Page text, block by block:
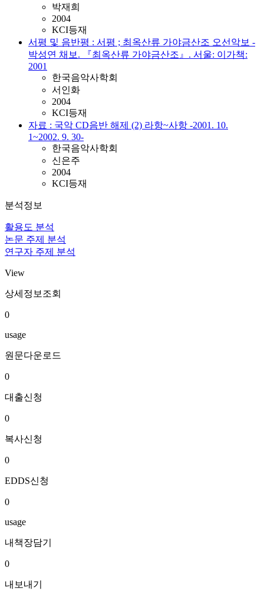
박재희
2004
KCI등재
서평 및 음반평 : 서평 ; 최옥산류 가야금산조 오선악보 -
박성연 채보. 『최옥산류 가야금산조』. 서울: 이가책:
2001
한국음악사학회
서인화
2004
KCI등재
자료 : 국악 CD음반 해제 (2) 라항~사항 -2001. 10.
1~2002. 9. 30-
한국음악사학회
신은주
2004
KCI등재
분석정보
활용도 분석
논문 주제 분석
연구자 주제 분석
View
상세정보조회
0
usage
원문다운로드
0
대출신청
0
복사신청
0
EDDS신청
0
usage
내책장담기
0
내보내기